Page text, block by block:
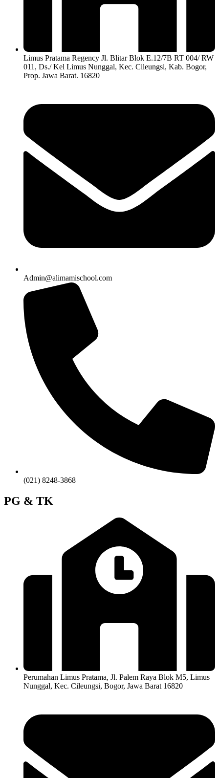
Limus Pratama Regency Jl. Blitar Blok E.12/7B RT 004/ RW
011, Ds./ Kel Limus Nunggal, Kec. Cileungsi, Kab. Bogor,
Prop. Jawa Barat. 16820
Admin@alimamischool.com
(021) 8248-3868
PG & TK
Perumahan Limus Pratama, Jl. Palem Raya Blok M5, Limus
Nunggal, Kec. Cileungsi, Bogor, Jawa Barat 16820